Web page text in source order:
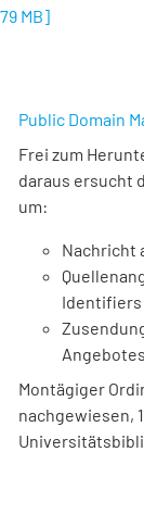
MB]
Public Domain
Frei zum
daraus ersucht
um:
Nachricht
Identifiers
Montägiger
nachgewiesen,